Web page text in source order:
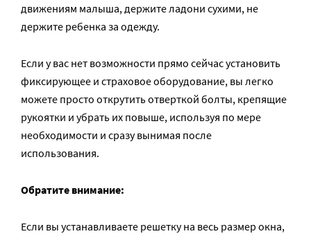
движениям малыша, держите ладони сухими, не
держите ребенка за одежду.
Если у вас нет возможности прямо сейчас установить
фиксирующее и страховое оборудование, вы легко
можете просто открутить отверткой болты, крепящие
рукоятки и убрать их повыше, используя по мере
необходимости и сразу вынимая после
использования.
Обратите внимание:
Если вы устанавливаете решетку на весь размер окна,